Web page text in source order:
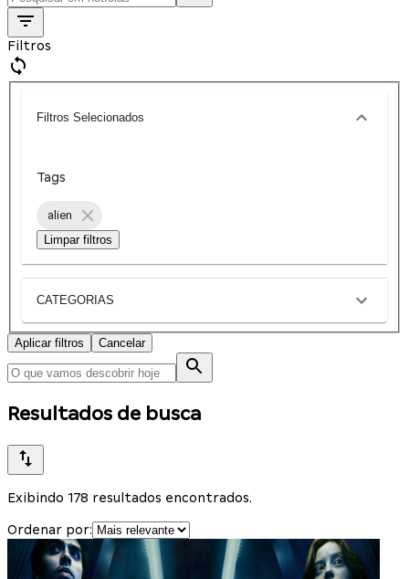
Filtros
Filtros Selecionados
Tags
alien
Limpar filtros
CATEGORIAS
Aplicar filtros Cancelar
Resultados de busca
Exibindo 178 resultados encontrados.
Ordenar por: